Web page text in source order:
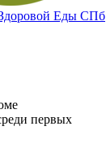
Еды СПб
первых